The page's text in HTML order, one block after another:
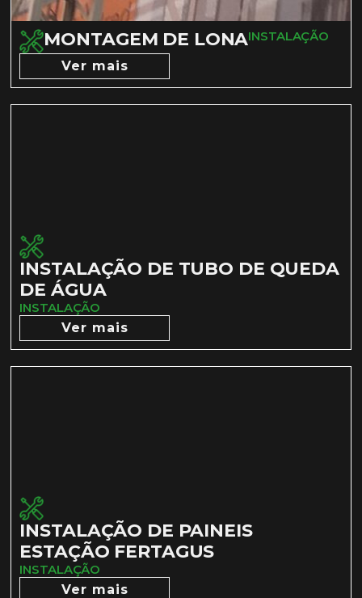
MONTAGEM DE LONAINSTALAÇÃO
Ver mais
INSTALAÇÃO DE TUBO DE QUEDA
DE ÁGUA
INSTALAÇÃO
Ver mais
INSTALAÇÃO DE PAINEIS
ESTAÇÃO FERTAGUS
INSTALAÇÃO
Ver mais